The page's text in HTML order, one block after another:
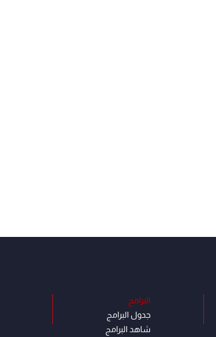
البرامج
جدول البرامج
شاهد البرامج